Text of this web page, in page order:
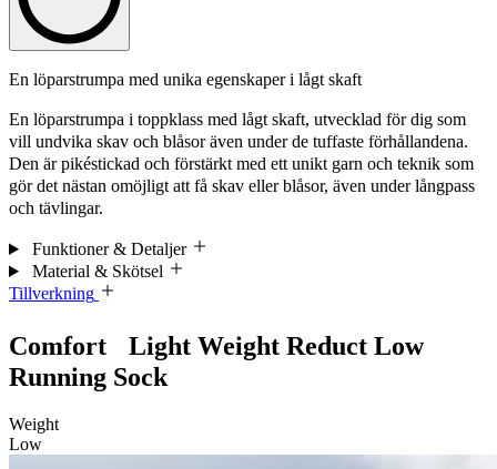
En löparstrumpa med unika egenskaper i lågt skaft
En löparstrumpa i toppklass med lågt skaft, utvecklad för dig som
vill undvika skav och blåsor även under de tuffaste förhållandena.
Den är pikéstickad och förstärkt med ett unikt garn och teknik som
gör det nästan omöjligt att få skav eller blåsor, även under långpass
och tävlingar.
Funktioner & Detaljer
Material & Skötsel
Tillverkning
Comfort Light Weight Reduct Low
Running Sock
Weight
Low